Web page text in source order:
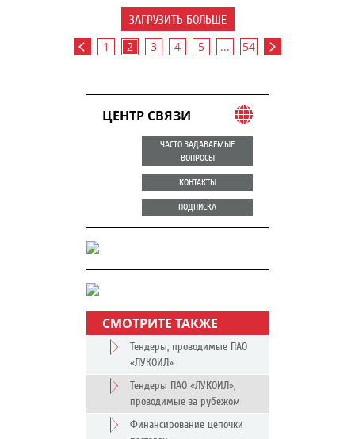
ЗАГРУЗИТЬ БОЛЬШЕ
1 2 3 4 5 ... 54
ЦЕНТР СВЯЗИ
ЧАСТО ЗАДАВАЕМЫЕ
ВОПРОСЫ
КОНТАКТЫ
ПОДПИСКА
СМОТРИТЕ ТАКЖЕ
Тендеры, проводимые ПАО
«ЛУКОЙЛ»
Тендеры ПАО «ЛУКОЙЛ»,
проводимые за рубежом
Финансирование цепочки